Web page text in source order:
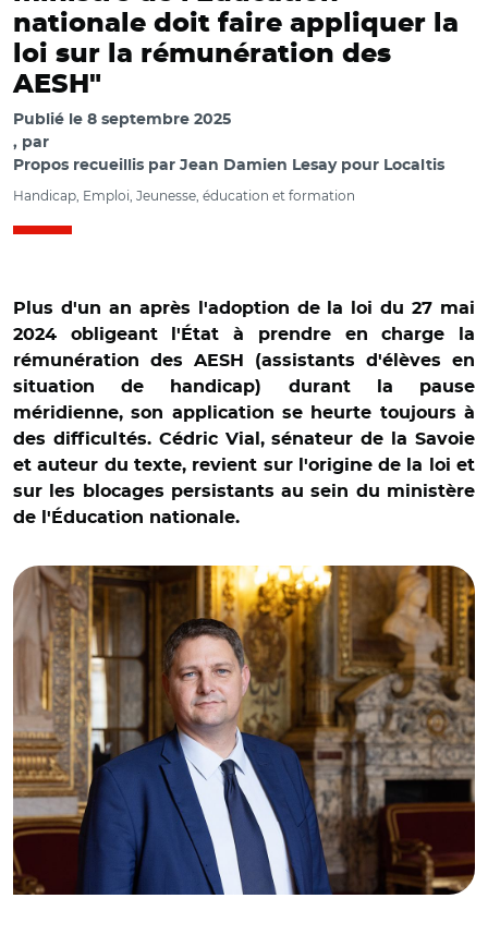
nationale doit faire appliquer la
loi sur la rémunération des
AESH"
Publié le 8 septembre 2025
par
Propos recueillis par Jean Damien Lesay pour Localtis
Handicap, Emploi, Jeunesse, éducation et formation
Plus d'un an après l'adoption de la loi du 27 mai
2024 obligeant l'État à prendre en charge la
rémunération des AESH (assistants d'élèves en
situation de handicap) durant la pause
méridienne, son application se heurte toujours à
des difficultés. Cédric Vial, sénateur de la Savoie
et auteur du texte, revient sur l'origine de la loi et
sur les blocages persistants au sein du ministère
de l'Éducation nationale.